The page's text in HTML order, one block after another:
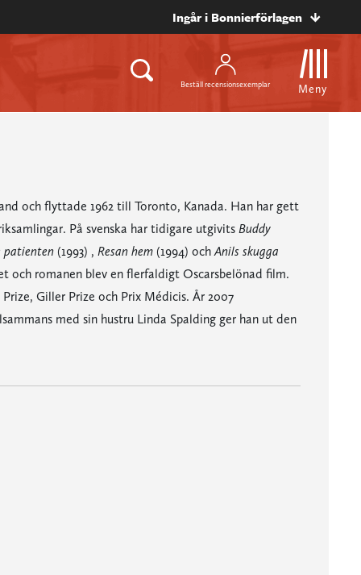
Ingår i Bonnierförlagen
Beställ recensionsexemplar Meny
och flyttade 1962 till Toronto, Kanada. Han har gett
På svenska har tidigare utgivits Buddy
patienten(1993) , Resan hem(1994) ochAnils skugga
och romanen blev en flerfaldigt Oscarsbelönad film.
Giller Prize och Prix Médicis. År 2007
med sin hustru Linda Spalding ger han ut den